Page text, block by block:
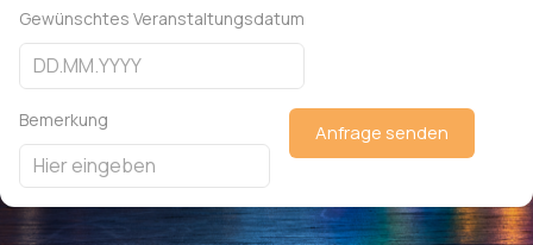
Gewünschtes Veranstaltungsdatum
Bemerkung
Anfrage senden